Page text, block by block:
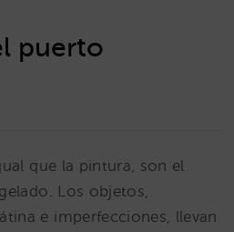
puerto
que la pintura, son el
Los objetos,
e imperfecciones, llevan